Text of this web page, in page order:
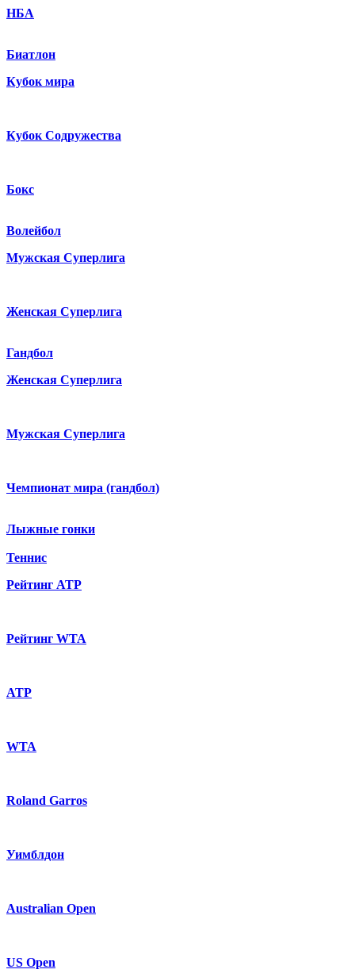
НБА
Биатлон
Кубок мира
Кубок Содружества
Бокс
Волейбол
Мужская Суперлига
Женская Суперлига
Гандбол
Женская Суперлига
Мужская Суперлига
Чемпионат мира (гандбол)
Лыжные гонки
Теннис
Рейтинг ATP
Рейтинг WTA
ATP
WTA
Roland Garros
Уимблдон
Australian Open
US Open